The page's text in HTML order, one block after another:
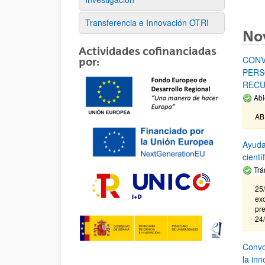
Transferencia e Innovación OTRI
Actividades cofinanciadas
por:
la